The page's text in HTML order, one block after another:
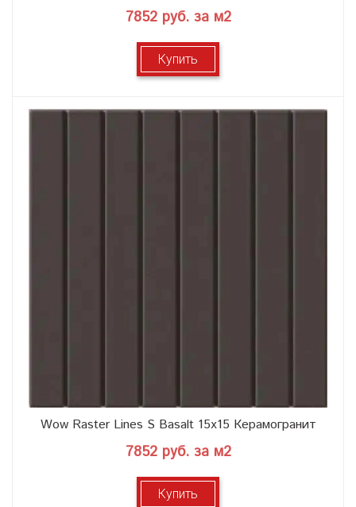
7852 руб. за м2
Купить
Wow Raster Lines S Basalt 15x15 Керамогранит
7852 руб. за м2
Купить